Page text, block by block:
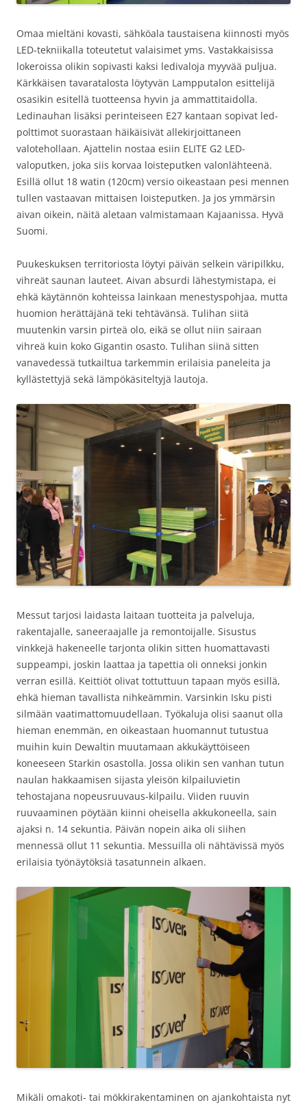
Omaa mieltäni kovasti, sähköala taustaisena kiinnosti myös
LED-tekniikalla toteutetut valaisimet yms. Vastakkaisissa
lokeroissa olikin sopivasti kaksi ledivaloja myyvää puljua.
Kärkkäisen tavaratalosta löytyvän Lampputalon esittelijä
osasikin esitellä tuotteensa hyvin ja ammattitaidolla.
Ledinauhan lisäksi perinteiseen E27 kantaan sopivat led-
polttimot suorastaan häikäisivät allekirjoittaneen
valotehollaan. Ajattelin nostaa esiin ELITE G2 LED-
valoputken, joka siis korvaa loisteputken valonlähteenä.
Esillä ollut 18 watin (120cm) versio oikeastaan pesi mennen
tullen vastaavan mittaisen loisteputken. Ja jos ymmärsin
aivan oikein, näitä aletaan valmistamaan Kajaanissa. Hyvä
Suomi.
Puukeskuksen territoriosta löytyi päivän selkein väripilkku,
vihreät saunan lauteet. Aivan absurdi lähestymistapa, ei
ehkä käytännön kohteissa lainkaan menestyspohjaa, mutta
huomion herättäjänä teki tehtävänsä. Tulihan siitä
muutenkin varsin pirteä olo, eikä se ollut niin sairaan
vihreä kuin koko Gigantin osasto. Tulihan siinä sitten
vanavedessä tutkailtua tarkemmin erilaisia paneleita ja
kyllästettyjä sekä lämpökäsiteltyjä lautoja.
Messut tarjosi laidasta laitaan tuotteita ja palveluja,
rakentajalle, saneeraajalle ja remontoijalle. Sisustus
vinkkejä hakeneelle tarjonta olikin sitten huomattavasti
suppeampi, joskin laattaa ja tapettia oli onneksi jonkin
verran esillä. Keittiöt olivat tottuttuun tapaan myös esillä,
ehkä hieman tavallista nihkeämmin. Varsinkin Isku pisti
silmään vaatimattomuudellaan. Työkaluja olisi saanut olla
hieman enemmän, en oikeastaan huomannut tutustua
muihin kuin Dewaltin muutamaan akkukäyttöiseen
koneeseen Starkin osastolla. Jossa olikin sen vanhan tutun
naulan hakkaamisen sijasta yleisön kilpailuvietin
tehostajana nopeusruuvaus-kilpailu. Viiden ruuvin
ruuvaaminen pöytään kiinni oheisella akkukoneella, sain
ajaksi n. 14 sekuntia. Päivän nopein aika oli siihen
mennessä ollut 11 sekuntia. Messuilla oli nähtävissä myös
erilaisia työnäytöksiä tasatunnein alkaen.
Mikäli omakoti- tai mökkirakentaminen on ajankohtaista nyt